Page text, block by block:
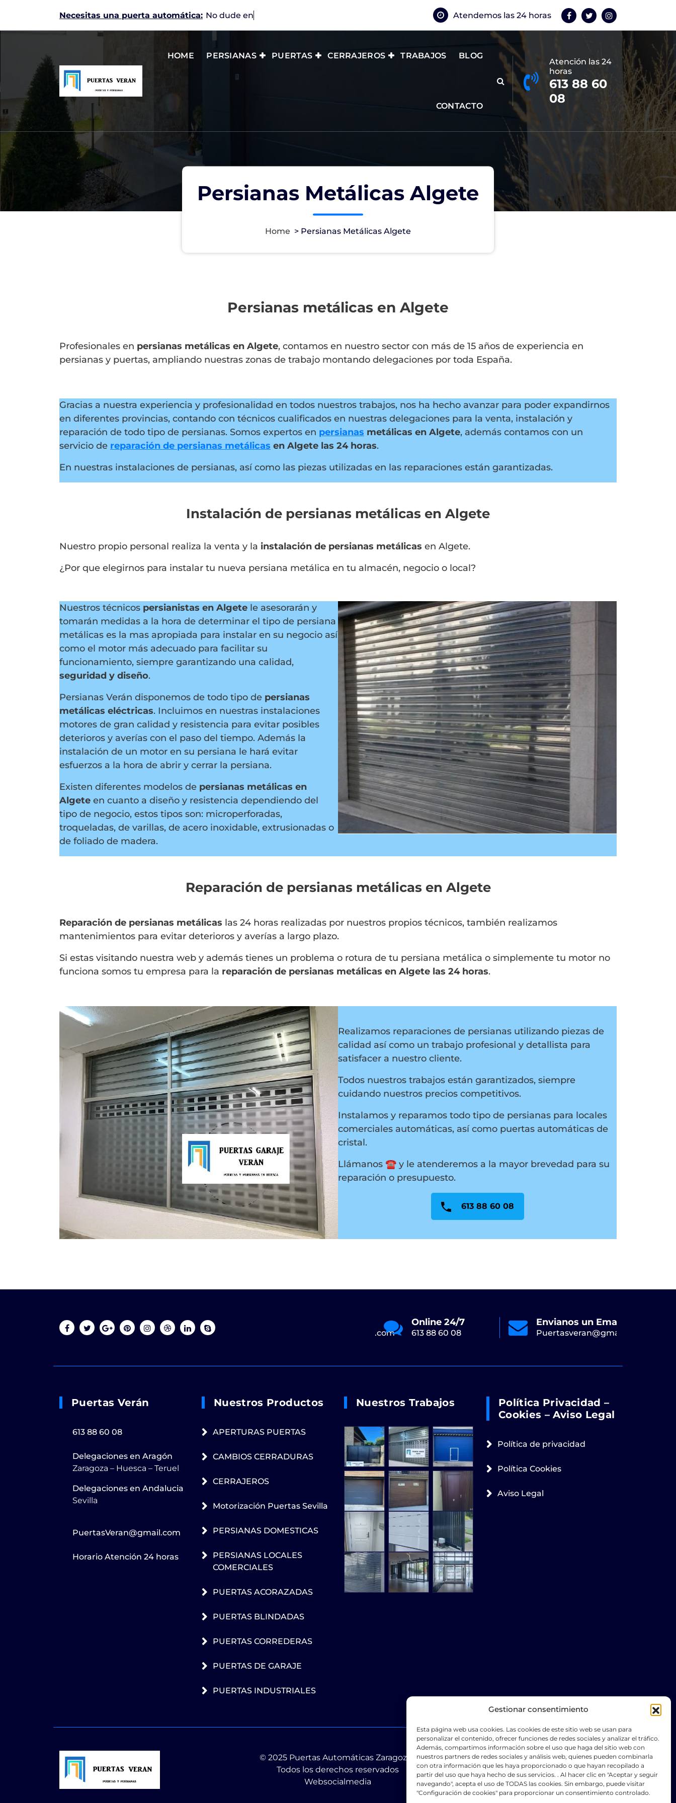
Gestionar consentimiento
Esta página web usa cookies. Las cookies de este sitio web se usan para
personalizar el contenido, ofrecer funciones de redes sociales y analizar el tráfico.
Además, compartimos información sobre el uso que haga del sitio web con
nuestros partners de redes sociales y análisis web, quienes pueden combinarla
con otra información que les haya proporcionado o que hayan recopilado a
partir del uso que haya hecho de sus servicios. . Al hacer clic en "Aceptar y seguir
navegando", acepta el uso de TODAS las cookies. Sin embargo, puede visitar
"Configuración de cookies" para proporcionar un consentimiento controlado.
content
Necesitas una puerta automática: No dude en llamarnos Atendemos las 24 horas
Puertas automáticas en Zaragoza
HOME PERSIANAS PUERTAS CERRAJEROS TRABAJOS BLOG
CONTACTO
Atención las 24
horas
613 88 60
08
Persianas Metálicas Algete
Home > Persianas Metálicas Algete
Persianas metálicas en Algete
Profesionales en persianas metálicas en Algete, contamos en nuestro sector con más de 15 años de experiencia en
persianas y puertas, ampliando nuestras zonas de trabajo montando delegaciones por toda España.
Gracias a nuestra experiencia y profesionalidad en todos nuestros trabajos, nos ha hecho avanzar para poder expandirnos
en diferentes provincias, contando con técnicos cualificados en nuestras delegaciones para la venta, instalación y
reparación de todo tipo de persianas. Somos expertos en persianas metálicas en Algete, además contamos con un
servicio de reparación de persianas metálicas en Algete las 24 horas.
En nuestras instalaciones de persianas, así como las piezas utilizadas en las reparaciones están garantizadas.
Instalación de persianas metálicas en Algete
Nuestro propio personal realiza la venta y la instalación de persianas metálicas en Algete.
¿Por que elegirnos para instalar tu nueva persiana metálica en tu almacén, negocio o local?
Nuestros técnicos persianistas en Algete le asesorarán y
tomarán medidas a la hora de determinar el tipo de persiana
metálicas es la mas apropiada para instalar en su negocio así
como el motor más adecuado para facilitar su
funcionamiento, siempre garantizando una calidad,
seguridad y diseño.
Persianas Verán disponemos de todo tipo de persianas
metálicas eléctricas. Incluimos en nuestras instalaciones
motores de gran calidad y resistencia para evitar posibles
deterioros y averías con el paso del tiempo. Además la
instalación de un motor en su persiana le hará evitar
esfuerzos a la hora de abrir y cerrar la persiana.
Existen diferentes modelos de persianas metálicas en
Algete en cuanto a diseño y resistencia dependiendo del
tipo de negocio, estos tipos son: microperforadas,
troqueladas, de varillas, de acero inoxidable, extrusionadas o
de foliado de madera.
Reparación de persianas metálicas en Algete
Reparación de persianas metálicas las 24 horas realizadas por nuestros propios técnicos, también realizamos
mantenimientos para evitar deterioros y averías a largo plazo.
Si estas visitando nuestra web y además tienes un problema o rotura de tu persiana metálica o simplemente tu motor no
funciona somos tu empresa para la reparación de persianas metálicas en Algete las 24 horas.
Realizamos reparaciones de persianas utilizando piezas de
calidad así como un trabajo profesional y detallista para
satisfacer a nuestro cliente.
Todos nuestros trabajos están garantizados, siempre
cuidando nuestros precios competitivos.
Instalamos y reparamos todo tipo de persianas para locales
comerciales automáticas, así como puertas automáticas de
cristal.
Llámanos ☎️ y le atenderemos a la mayor brevedad para su
reparación o presupuesto.
613 88 60 08
Online 24/7
613 88 60 08 Puertasveran@gmail.com
Online 24/7
613 88 60 08
Envianos un Email
Puertasveran@gmail.com
Puertas Verán
613 88 60 08
Delegaciones en Aragón
Zaragoza – Huesca – Teruel
Delegaciones en Andalucia
Sevilla
PuertasVeran@gmail.com
Horario Atención 24 horas
Nuestros Productos
APERTURAS PUERTAS
CAMBIOS CERRADURAS
CERRAJEROS
Motorización Puertas Sevilla
PERSIANAS DOMESTICAS
PERSIANAS LOCALES
COMERCIALES
PUERTAS ACORAZADAS
PUERTAS BLINDADAS
PUERTAS CORREDERAS
PUERTAS DE GARAJE
PUERTAS INDUSTRIALES
Nuestros Trabajos
Política Privacidad –
Cookies – Aviso Legal
Política de privacidad
Política Cookies
Aviso Legal
© 2025 Puertas Automáticas Zaragoza |
Todos los derechos reservados
Websocialmedia